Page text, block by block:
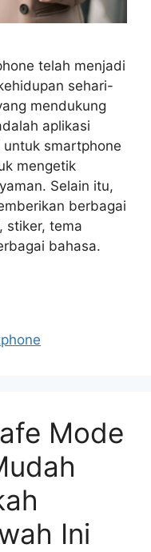
telah menjadi
sehari-
mendukung
aplikasi
smartphone
mengetik
Selain itu,
berbagai
stiker, tema
bahasa.
Mode
Ini